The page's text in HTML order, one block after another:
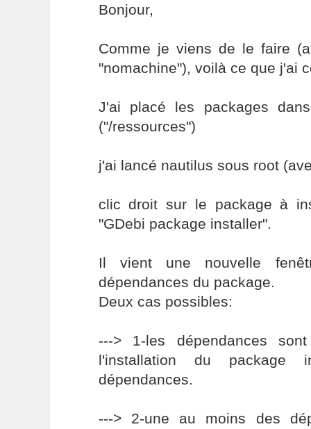
Bonjour,
Comme je viens de le faire
"nomachine"), voilà ce que j'ai
J'ai placé les packages
("/ressources")
j'ai lancé nautilus sous root
clic droit sur le package à
"GDebi package installer".
Il vient une nouvelle
dépendances du package.
Deux cas possibles:
---> 1-les dépendances
l'installation du package
dépendances.
---> 2-une au moins des